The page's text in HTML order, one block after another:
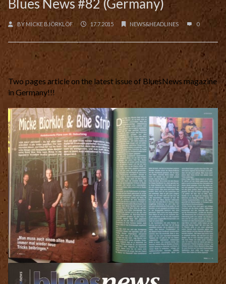
Blues News #82 (Germany)
BYMICKE BJÖRKLÖF 17.7.2015 NEWS&HEADLINES 0
Two pages article on the latest issue of BluesNews magazine
in Germany!!!